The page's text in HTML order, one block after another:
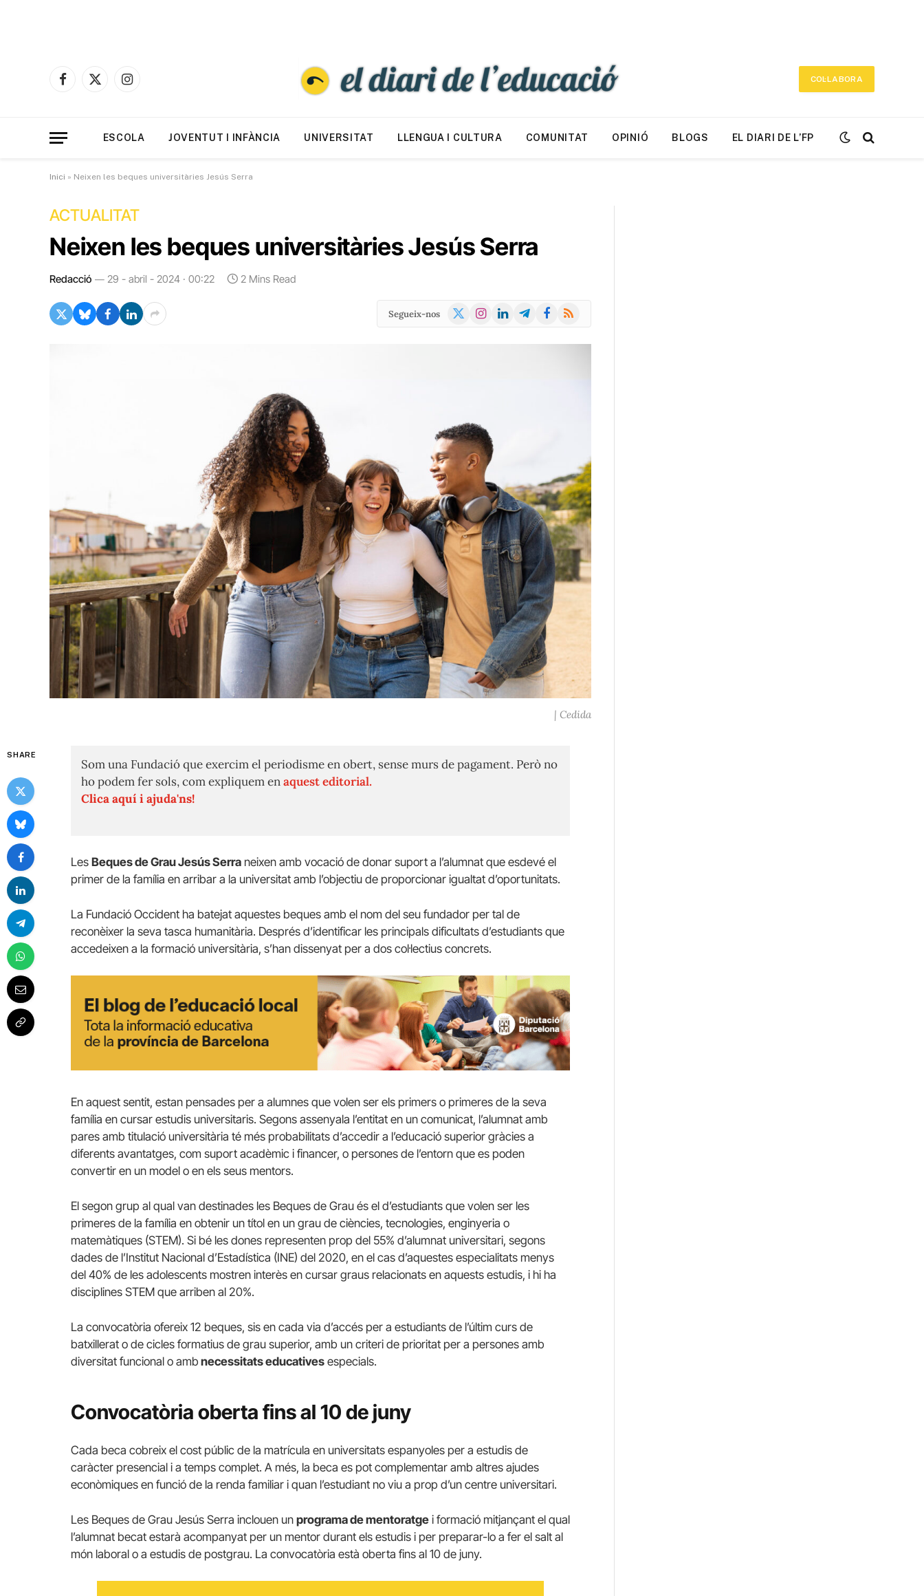
Facebook
X
Instagram
COL·LABORA
ESCOLA JOVENTUT I INFÀNCIA UNIVERSITAT LLENGUA I CULTURA COMUNITAT OPINIÓ BLOGS EL DIARI DE L’FP
Inici » Neixen les beques universitàries Jesús Serra
ACTUALITAT
Neixen les beques universitàries Jesús Serra
Redacció 29 - abril - 2024 · 00:22 2 Mins Read
Segueix-nos
X
Instagram
LinkedInTelegramFacebook
RSS
| Cedida
SHARE
Som una Fundació que exercim el periodisme en obert, sense murs de pagament. Però no
ho podem fer sols, com expliquem enaquest editorial.
Clica aquí i ajuda'ns!
Les Beques de Grau Jesús Serra neixen amb vocació de donar suport a l’alumnat que esdevé el
primer de la família en arribar a la universitat amb l’objectiu de proporcionar igualtat d’oportunitats.
La Fundació Occident ha batejat aquestes beques amb el nom del seu fundador per tal de
reconèixer la seva tasca humanitària. Després d’identificar les principals dificultats d’estudiants que
accedeixen a la formació universitària, s’han dissenyat per a dos col·lectius concrets.
En aquest sentit, estan pensades per a alumnes que volen ser els primers o primeres de la seva
família en cursar estudis universitaris. Segons assenyala l’entitat en un comunicat, l’alumnat amb
pares amb titulació universitària té més probabilitats d’accedir a l’educació superior gràcies a
diferents avantatges, com suport acadèmic i financer, o persones de l’entorn que es poden
convertir en un model o en els seus mentors.
El segon grup al qual van destinades les Beques de Grau és el d’estudiants que volen ser les
primeres de la família en obtenir un títol en un grau de ciències, tecnologies, enginyeria o
matemàtiques (STEM). Si bé les dones representen prop del 55% d’alumnat universitari, segons
dades de l’Institut Nacional d’Estadística (INE) del 2020, en el cas d’aquestes especialitats menys
del 40% de les adolescents mostren interès en cursar graus relacionats en aquests estudis, i hi ha
disciplines STEM que arriben al 20%.
La convocatòria ofereix 12 beques, sis en cada via d’accés per a estudiants de l’últim curs de
batxillerat o de cicles formatius de grau superior, amb un criteri de prioritat per a persones amb
diversitat funcional o amb necessitats educatives especials.
Convocatòria oberta fins al 10 de juny
Cada beca cobreix el cost públic de la matrícula en universitats espanyoles per a estudis de
caràcter presencial i a temps complet. A més, la beca es pot complementar amb altres ajudes
econòmiques en funció de la renda familiar i quan l’estudiant no viu a prop d’un centre universitari.
Les Beques de Grau Jesús Serra inclouen un programa de mentoratge i formació mitjançant el qual
l’alumnat becat estarà acompanyat per un mentor durant els estudis i per preparar-lo a fer el salt al
món laboral o a estudis de postgrau. La convocatòria està oberta fins al 10 de juny.